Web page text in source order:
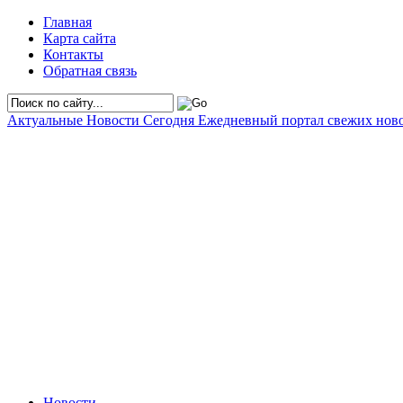
Главная
Карта сайта
Контакты
Обратная связь
Актуальные Новости Сегодня Ежедневный портал свежих